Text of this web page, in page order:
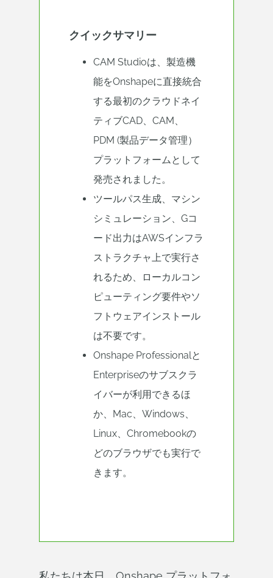
クイックサマリー
CAM Studioは、製造機
能をOnshapeに直接統合
する最初のクラウドネイ
ティブCAD、CAM、
PDM (製品データ管理）
プラットフォームとして
発売されました。
ツールパス生成、マシン
シミュレーション、Gコ
ード出力はAWSインフラ
ストラクチャ上で実行さ
れるため、ローカルコン
ピューティング要件やソ
フトウェアインストール
は不要です。
Onshape Professionalと
Enterpriseのサブスクラ
イバーが利用できるほ
か、Mac、Windows、
Linux、Chromebookの
どのブラウザでも実行で
きます。